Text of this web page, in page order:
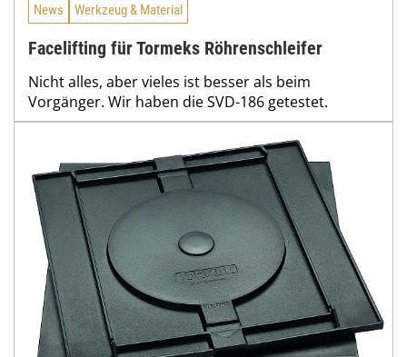
News Werkzeug & Material
Facelifting für Tormeks Röhrenschleifer
Nicht alles, aber vieles ist besser als beim
Vorgänger. Wir haben die SVD-186 getestet.